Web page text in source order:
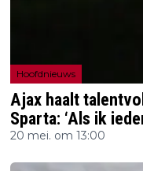
Hoofdnieuws
Ajax haalt
Sparta: ‘Als ik
20 mei. om 13:00